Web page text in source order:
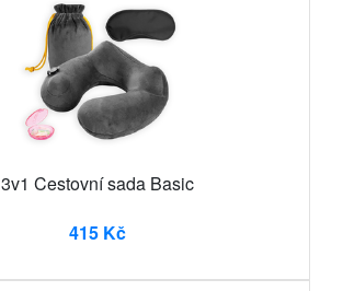
3v1 Cestovní sada Basic
415 Kč